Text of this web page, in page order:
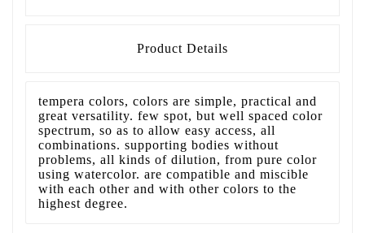
Product Details
tempera colors, colors are simple, practical and
great versatility. few spot, but well spaced color
spectrum, so as to allow easy access, all
combinations. supporting bodies without
problems, all kinds of dilution, from pure color
using watercolor. are compatible and miscible
with each other and with other colors to the
highest degree.